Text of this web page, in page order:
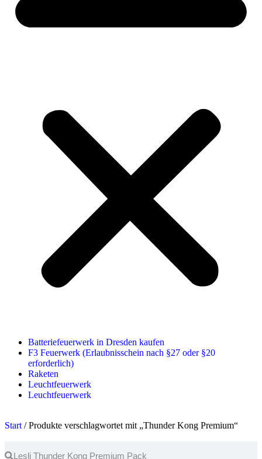
Batteriefeuerwerk in Dresden kaufen
F3 Feuerwerk (Erlaubnisschein nach §27 oder §20
erforderlich)
Raketen
Leuchtfeuerwerk
Leuchtfeuerwerk
Start / Produkte verschlagwortet mit „Thunder Kong Premium“